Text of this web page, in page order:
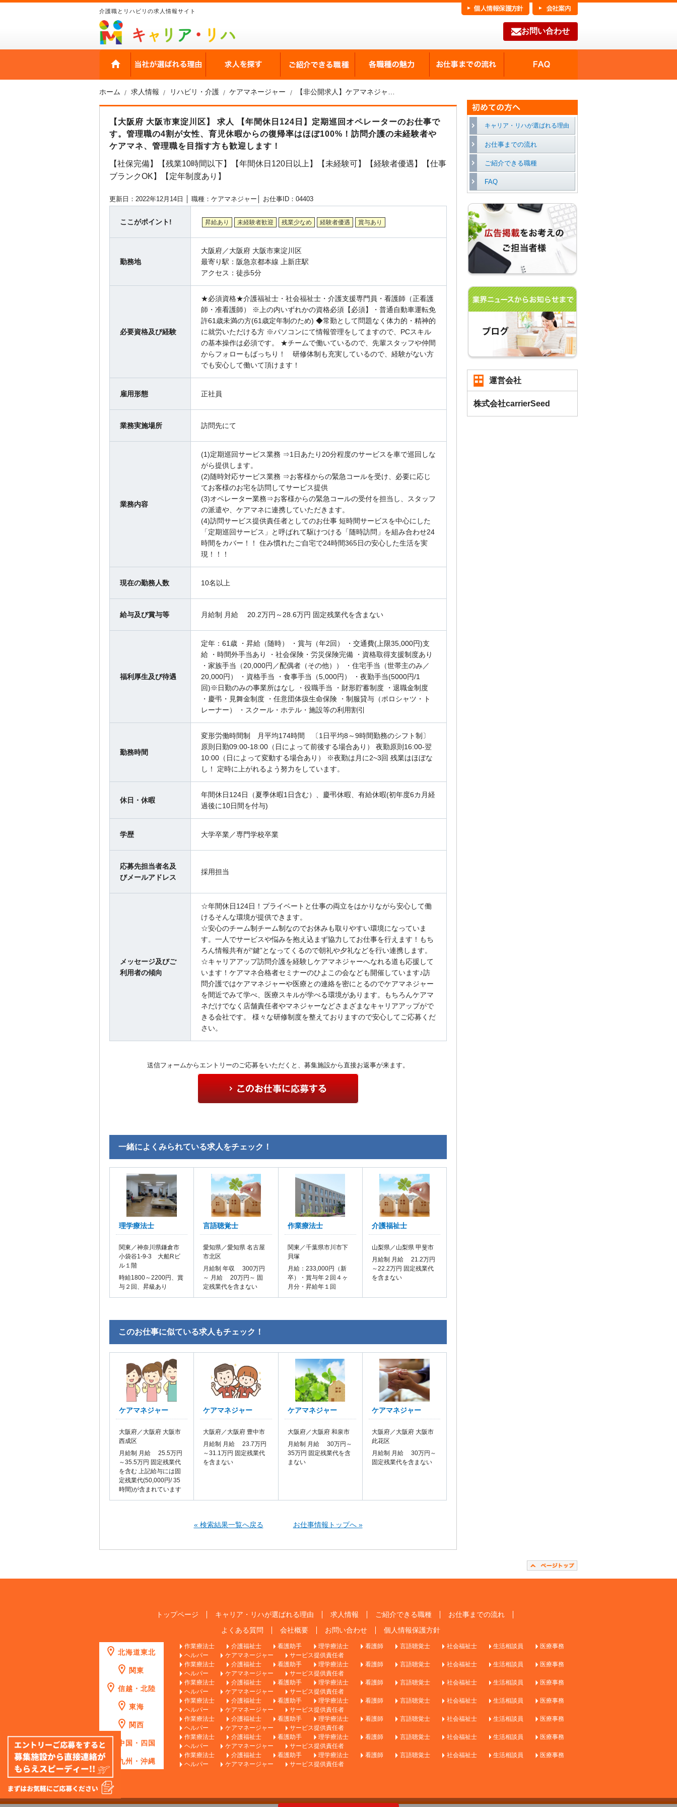
介護職とリハビリの求人情報サイト
お問い合わせ
当社が選ばれる理由 求人を探す ご紹介できる職種 各職種の魅力 お仕事までの流れ
ホーム 求人情報 リハビリ・介護 ケアマネージャー
【大阪府 大阪市東淀川区】 求人 【年間休日124日】定期巡回オペレーターのお仕事で
す。管理職の4割が女性、育児休暇からの復帰率はほぼ100%！訪問介護の未経験者や
ケアマネ、管理職を目指す方も歓迎します！
【社保完備】【残業10時間以下】【年間休日120日以上】【未経験可】【経験者優遇】【仕事
ブランクOK】【定年制度あり】
更新日：2022年12月14日 │ 職種：ケアマネジャー│ お仕事ID：04403
ここがポイント! 昇給あり 未経験者歓迎 残業少なめ 経験者優遇 賞与あり
勤務地
大阪府／大阪府 大阪市東淀川区
最寄り駅：阪急京都本線 上新庄駅
アクセス：徒歩5分
必要資格及び経験
★必須資格★介護福祉士・社会福祉士・介護支援専門員・看護師（正看護
師・准看護師） ※上の内いずれかの資格必須【必須】・普通自動車運転免
許61歳未満の方(61歳定年制のため) ◆常勤として問題なく体力的・精神的
に就労いただける方 ※パソコンにて情報管理をしてますので、PCスキル
の基本操作は必須です。 ★チームで働いているので、先輩スタッフや仲間
からフォローもばっちり！ 研修体制も充実しているので、経験がない方
でも安心して働いて頂けます！
雇用形態 正社員
業務実施場所 訪問先にて
業務内容
(1)定期巡回サービス業務 ⇒1日あたり20分程度のサービスを車で巡回しな
がら提供します。
(2)随時対応サービス業務 ⇒お客様からの緊急コールを受け、必要に応じ
てお客様のお宅を訪問してサービス提供
(3)オペレーター業務⇒お客様からの緊急コールの受付を担当し、スタッフ
の派遣や、ケアマネに連携していただきます。
(4)訪問サービス提供責任者としてのお仕事 短時間サービスを中心にした
「定期巡回サービス」と呼ばれて駆けつける「随時訪問」を組み合わせ24
時間をカバー！！ 住み慣れたご自宅で24時間365日の安心した生活を実
現！！！
現在の勤務人数 10名以上
給与及び賞与等 月給制 月給 20.2万円～28.6万円 固定残業代を含まない
福利厚生及び待遇
定年：61歳 ・昇給（随時） ・賞与（年2回） ・交通費(上限35,000円)支
給 ・時間外手当あり ・社会保険・労災保険完備 ・資格取得支援制度あり
・家族手当（20,000円／配偶者（その他）） ・住宅手当（世帯主のみ／
20,000円） ・資格手当 ・食事手当（5,000円） ・夜勤手当(5000円/1
回)※日勤のみの事業所はなし ・役職手当 ・財形貯蓄制度 ・退職金制度
・慶弔・見舞金制度 ・任意団体扱生命保険 ・制服貸与（ポロシャツ・ト
レーナー） ・スクール・ホテル・施設等の利用割引
勤務時間
変形労働時間制 月平均174時間 〔1日平均8～9時間勤務のシフト制〕
原則日勤09:00-18:00（日によって前後する場合あり） 夜勤原則16:00-翌
10:00（日によって変動する場合あり） ※夜勤は月に2~3回 残業はほぼな
し！ 定時に上がれるよう努力をしています。
休日・休暇
年間休日124日（夏季休暇1日含む）、慶弔休暇、有給休暇(初年度6カ月経
過後に10日間を付与)
学歴 大学卒業／専門学校卒業
応募先担当者名及
びメールアドレス
採用担当
メッセージ及びご
利用者の傾向
☆年間休日124日！プライベートと仕事の両立をはかりながら安心して働
けるそんな環境が提供できます。
☆安心のチーム制チーム制なのでお休みも取りやすい環境になっていま
す。一人でサービスや悩みを抱え込まず協力してお仕事を行えます！もち
ろん情報共有が“鍵”となってくるので朝礼や夕礼などを行い連携します。
☆キャリアアップ訪問介護を経験しケアマネジャーへなれる道も応援して
います！ケアマネ合格者セミナーのひよこの会なども開催しています♪訪
問介護ではケアマネジャーや医療との連絡を密にとるのでケアマネジャー
を間近でみて学べ、医療スキルが学べる環境があります。もちろんケアマ
ネだけでなく店舗責任者やマネジャーなどさまざまなキャリアアップがで
きる会社です。 様々な研修制度を整えておりますので安心してご応募くだ
さい。
送信フォームからエントリーのご応募をいただくと、募集施設から直接お返事が来ます。
一緒によくみられている求人をチェック！
理学療法士
関東／神奈川県鎌倉市
小袋谷1-9-3 大船Rビ
ル１階
時給1800～2200円、賞
与２回、昇級あり
言語聴覚士
愛知県／愛知県 名古屋
市北区
月給制 年収 300万円
～ 月給 20万円～ 固
定残業代を含まない
作業療法士
関東／千葉県市川市下
貝塚
月給：233,000円（新
卒）・賞与年２回４ヶ
月分・昇給年１回
介護福祉士
山梨県／山梨県 甲斐市
月給制 月給 21.2万円
～22.2万円 固定残業代
を含まない
このお仕事に似ている求人もチェック！
ケアマネジャー
大阪府／大阪府 大阪市
西成区
月給制 月給 25.5万円
～35.5万円 固定残業代
を含む 上記給与には固
定残業代(50,000円/ 35
時間)が含まれています
ケアマネジャー
大阪府／大阪府 豊中市
月給制 月給 23.7万円
～31.1万円 固定残業代
を含まない
ケアマネジャー
大阪府／大阪府 和泉市
月給制 月給 30万円～
35万円 固定残業代を含
まない
ケアマネジャー
大阪府／大阪府 大阪市
此花区
月給制 月給 30万円～
固定残業代を含まない
« 検索結果一覧へ戻る お仕事情報トップへ »
キャリア・リハが選ばれる理由
お仕事までの流れ
ご紹介できる職種
FAQ
運営会社
株式会社carrierSeed
トップページ キャリア・リハが選ばれる理由 求人情報 ご紹介できる職種
お仕事までの流れ
よくある質問
会社概要 お問い合わせ 個人情報保護方針
北海道東北
作業療法士 介護福祉士 看護助手 理学療法士 看護師 言語聴覚士 社会福祉士 生活相談員
医療事務
ヘルパー
ケアマネージャー サービス提供責任者
関東
作業療法士 介護福祉士 看護助手 理学療法士 看護師 言語聴覚士 社会福祉士 生活相談員
医療事務
ヘルパー
ケアマネージャー サービス提供責任者
信越・北陸
作業療法士 介護福祉士 看護助手 理学療法士 看護師 言語聴覚士 社会福祉士 生活相談員
医療事務
ヘルパー
ケアマネージャー サービス提供責任者
東海
作業療法士 介護福祉士 看護助手 理学療法士 看護師 言語聴覚士 社会福祉士 生活相談員
医療事務
ヘルパー
ケアマネージャー サービス提供責任者
関西
作業療法士 介護福祉士 看護助手 理学療法士 看護師 言語聴覚士 社会福祉士 生活相談員
医療事務
ヘルパー
ケアマネージャー サービス提供責任者
中国・四国
作業療法士 介護福祉士 看護助手 理学療法士 看護師 言語聴覚士 社会福祉士 生活相談員
医療事務
ヘルパー
ケアマネージャー サービス提供責任者
九州・沖縄
作業療法士 介護福祉士 看護助手 理学療法士 看護師 言語聴覚士 社会福祉士 生活相談員
医療事務
ヘルパー
ケアマネージャー サービス提供責任者